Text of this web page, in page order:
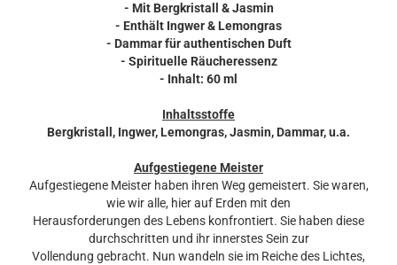
- Mit Bergkristall & Jasmin
- Enthält Ingwer & Lemongras
- Dammar für authentischen Duft
- Spirituelle Räucheressenz
- Inhalt: 60 ml
Inhaltsstoffe
Bergkristall, Ingwer, Lemongras, Jasmin, Dammar, u.a.
Aufgestiegene Meister
Aufgestiegene Meister haben ihren Weg gemeistert. Sie waren,
wie wir alle, hier auf Erden mit den
Herausforderungen des Lebens konfrontiert. Sie haben diese
durchschritten und ihr innerstes Sein zur
Vollendung gebracht. Nun wandeln sie im Reiche des Lichtes,